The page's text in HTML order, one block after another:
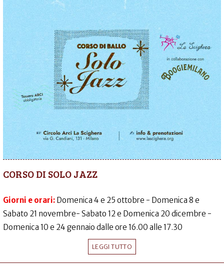
CORSO DI SOLO JAZZ
Giorni e orari: Domenica 4 e 25 ottobre - Domenica 8 e
Sabato 21 novembre- Sabato 12 e Domenica 20 dicembre -
Domenica 10 e 24 gennaio dalle ore 16.00 alle 17.30
LEGGI TUTTO